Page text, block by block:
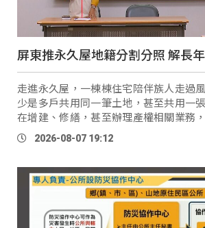
屏東推永久屋地籍分割分照 解長
走進永久屋，一棟棟住宅陪伴族人走過
少是多戶共用同一筆土地，甚至共用一
在增建、修繕，甚至辦理產權相關業務
易發生糾紛。 大社村長 侯虎雄：「如果說沒有這個標準來
講，說實在話每個人 …
2026-08-07 19:12